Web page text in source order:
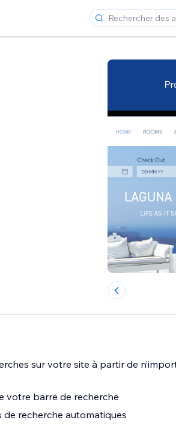
sur votre site à partir de
votre barre de recherche
de recherche automatiques